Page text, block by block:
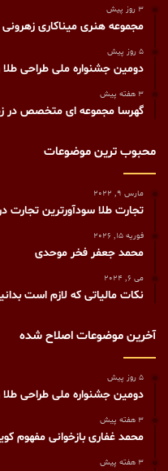
3 روز پیش
مجموعه هنری میناکاری زهرونی
5 روز پیش
دومین جشنواره ملی طراحی طلا
3 هفته پیش
گهرسا مجموعه ای متخصص در
محبوب ترین موضوعات
مارس 9, 2022
تجارت طلا سودآورترین
فوریه 15, 2026
محمد جعفر فخر موحدی
می 6, 2024
نکات مالیاتی که لازم است
آخرین موضوعات اصلاح شده
5 روز پیش
دومین جشنواره ملی طراحی طلا
3 هفته پیش
محمد غفاری بازخوانی مفهوم
3 هفته پیش